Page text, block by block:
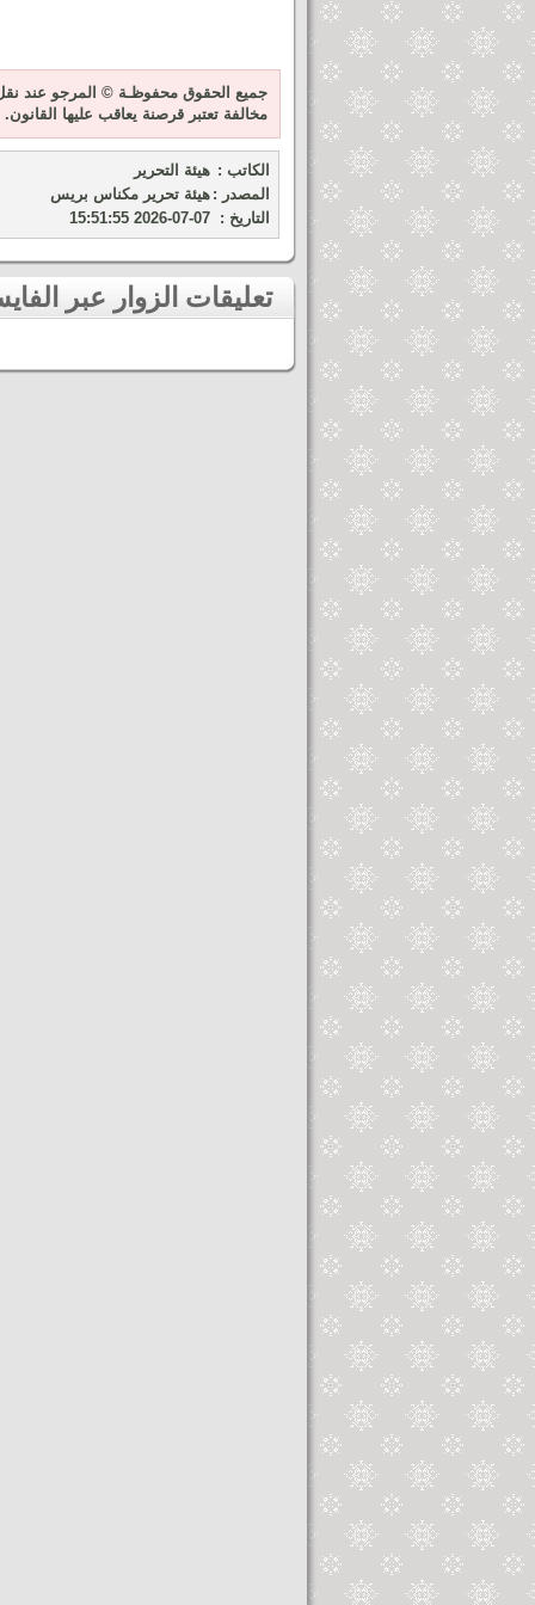
جميع الحقوق محفوظـة © المرجو عند
مخالفة تعتبر قرصنة يعاقب عليها القانون.
الكاتب : هيئة التحرير
المصدر : هيئة تحرير مكناس بريس
التاريخ : 2026-07-07 15:51:55
تعليقات الزوار عبر الفايسبوك